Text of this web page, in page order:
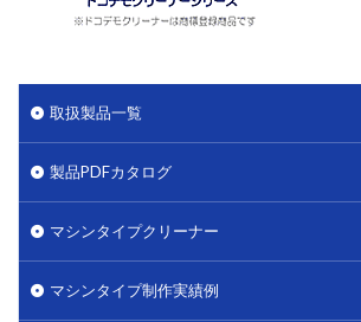
取扱製品一覧
製品PDFカタログ
マシンタイプクリーナー
マシンタイプ制作実績例